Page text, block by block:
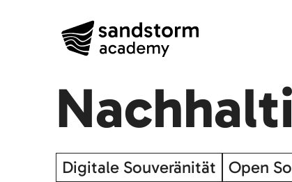
Digitale Souveränität Open